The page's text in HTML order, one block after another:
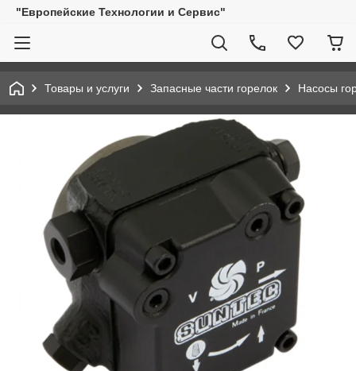
"Европейские Технологии и Сервис"
Товары и услуги Запасные части горелок Насосы